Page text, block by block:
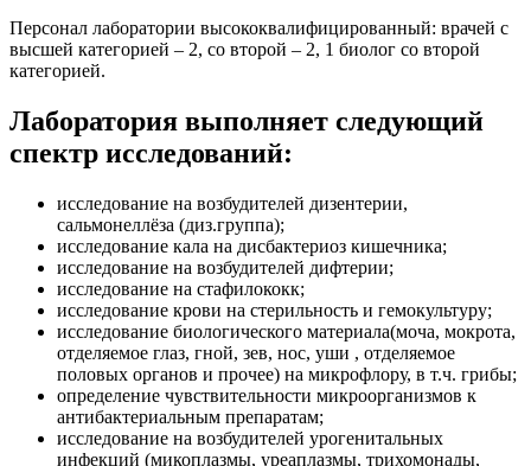
Персонал лаборатории высококвалифицированный: врачей с
высшей категорией – 2, со второй – 2, 1 биолог со второй
категорией.
Лаборатория выполняет следующий
спектр исследований:
исследование на возбудителей дизентерии,
сальмонеллёза (диз.группа);
исследование кала на дисбактериоз кишечника;
исследование на возбудителей дифтерии;
исследование на стафилококк;
исследование крови на стерильность и гемокультуру;
исследование биологического материала(моча, мокрота,
отделяемое глаз, гной, зев, нос, уши , отделяемое
половых органов и прочее) на микрофлору, в т.ч. грибы;
определение чувствительности микроорганизмов к
антибактериальным препаратам;
исследование на возбудителей урогенитальных
инфекций (микоплазмы, уреаплазмы, трихомонады,